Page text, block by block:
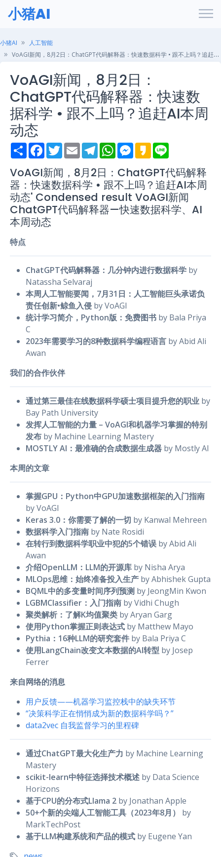
小猪AI
小猪AI
人工智能
VoAGI新闻，8月2日：ChatGPT代码解释器：快速数据科学 • 跟不上吗？追赶AI本周动态
VoAGI新闻，8月2日：
ChatGPT代码解释器：快速数
据科学 • 跟不上吗？追赶AI本周
动态
S
h
r
e
F
a
e
b
o
o
k
T
w
t
t
e
r
E
m
l
T
e
e
g
r
m
W
h
t
s
A
p
p
M
e
s
e
n
g
e
r
K
a
a
o
e
VoAGI新闻，8月2日：ChatGPT代码解释
器：快速数据科学 • 跟不上吗？追赶AI本周
动态' Condensed result VoAGI新闻
ChatGPT代码解释器—快速数据科学、AI
本周动态
特点
ChatGPT代码解释器：几分钟内进行数据科学 by
Natassha Selvaraj
本周人工智能要闻，7月31日：人工智能巨头承诺负
责任创新•鲸鱼入侵 by VoAGI
统计学习简介，Python版：免费图书 by Bala Priya
C
2023年需要学习的8种数据科学编程语言 by Abid Ali
Awan
我们的合作伙伴
通过第三最佳在线数据科学硕士项目提升您的职业 by
Bay Path University
发挥人工智能的力量 – VoAGI和机器学习掌握的特别
发布 by Machine Learning Mastery
MOSTLY AI：最准确的合成数据生成器 by Mostly AI
本周的文章
掌握GPU：Python中GPU加速数据框架的入门指南
by VoAGI
Keras 3.0：你需要了解的一切 by Kanwal Mehreen
数据科学入门指南 by Nate Rosidi
在转行到数据科学职业中犯的5个错误 by Abid Ali
Awan
介绍OpenLLM：LLM的开源库 by Nisha Arya
MLOps思维：始终准备投入生产 by Abhishek Gupta
BQML中的多变量时间序列预测 by JeongMin Kwon
LGBMClassifier：入门指南 by Vidhi Chugh
聚类解析：了解K均值聚类 by Aryan Garg
使用Python掌握正则表达式 by Matthew Mayo
Pythia：16种LLM的研究套件 by Bala Priya C
使用LangChain改变文本数据的AI转型 by Josep
Ferrer
来自网络的消息
用户反馈——机器学习监控栈中的缺失环节
“决策科学正在悄悄成为新的数据科学吗？”
data2vec 自我监督学习的里程碑
通过ChatGPT最大化生产力 by Machine Learning
Mastery
scikit-learn中特征选择技术概述 by Data Science
Horizons
基于CPU的分布式Llama 2 by Jonathan Apple
50+个新的尖端人工智能工具（2023年8月）
by
MarkTechPost
基于LLM构建系统和产品的模式 by Eugene Yan